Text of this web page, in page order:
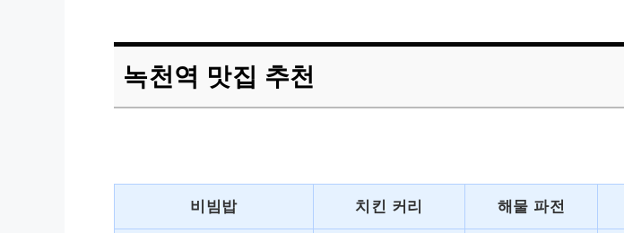
녹천역 맛집 추천
비빔밥 치킨 커리 해물 파전